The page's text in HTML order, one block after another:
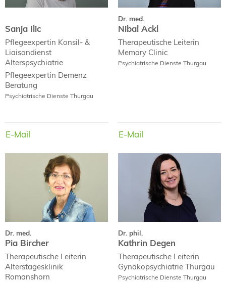
Sanja Ilic
Pflegeexpertin Konsil- &
Liaisondienst
Alterspsychiatrie
Pflegeexpertin Demenz
Beratung
Psychiatrische Dienste Thurgau
E-Mail
Dr. med.
Nibal Ackl
Therapeutische Leiterin
Memory Clinic
Psychiatrische Dienste Thurgau
E-Mail
Dr. med.
Pia Bircher
Therapeutische Leiterin
Alterstagesklinik
Romanshorn
Pia Bircher
Dr. phil.
Kathrin Degen
Therapeutische Leiterin
Gynäkopsychiatrie Thurgau
Psychiatrische Dienste Thurgau
Kathrin Degen